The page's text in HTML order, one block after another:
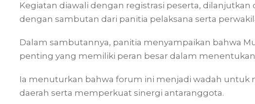
Kegiatan diawali dengan registrasi peserta,
dengan sambutan dari panitia pelaksana serta
Dalam sambutannya, panitia menyampaikan bahwa
penting yang memiliki peran besar dalam
Ia menuturkan bahwa forum ini menjadi wadah untuk
daerah serta memperkuat sinergi antaranggota.